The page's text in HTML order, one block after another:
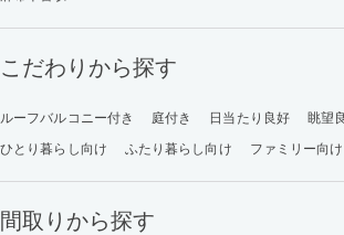
こだわりから探す
ルーフバルコニー付き 庭付き 日当たり良好 眺望
ひとり暮らし向け
ふたり暮らし向け ファミリー向け
間取りから探す